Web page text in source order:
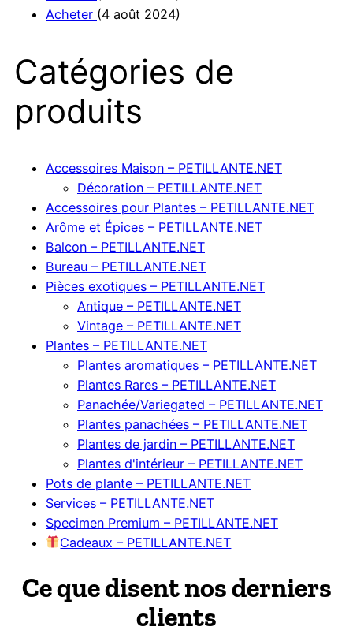
Acheter (4 août 2024)
Catégories de
produits
Accessoires Maison – PETILLANTE.NET
Décoration – PETILLANTE.NET
Accessoires pour Plantes – PETILLANTE.NET
Arôme et Épices – PETILLANTE.NET
Balcon – PETILLANTE.NET
Bureau – PETILLANTE.NET
Pièces exotiques – PETILLANTE.NET
Antique – PETILLANTE.NET
Vintage – PETILLANTE.NET
Plantes – PETILLANTE.NET
Plantes aromatiques – PETILLANTE.NET
Plantes Rares – PETILLANTE.NET
Panachée/Variegated – PETILLANTE.NET
Plantes panachées – PETILLANTE.NET
Plantes de jardin – PETILLANTE.NET
Plantes d'intérieur – PETILLANTE.NET
Pots de plante – PETILLANTE.NET
Services – PETILLANTE.NET
Specimen Premium – PETILLANTE.NET
Cadeaux – PETILLANTE.NET
Ce que disent nos derniers
clients